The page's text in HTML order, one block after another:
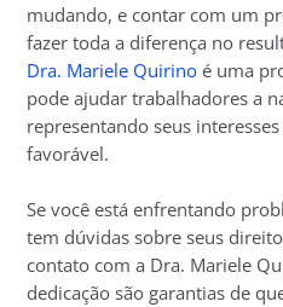
mudando, e contar com um
fazer toda a diferença no
Dra. Mariele Quirino é uma
pode ajudar trabalhadores a
representando seus
favorável.
Se você está enfrentando
tem dúvidas sobre seus
contato com a Dra. Mariele
dedicação são garantias de